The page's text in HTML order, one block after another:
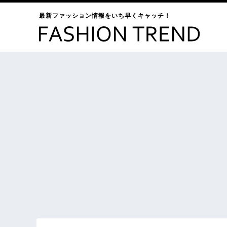
最新ファッション情報をいち早くキャッチ！